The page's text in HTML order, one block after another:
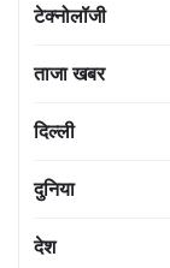
टेक्नोलॉजी
ताजा खबर
दिल्ली
दुनिया
देश